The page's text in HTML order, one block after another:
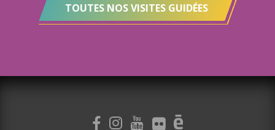
TOUTES NOS VISITES GUIDÉES